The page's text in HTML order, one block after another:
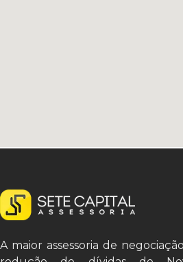
A maior assessoria de